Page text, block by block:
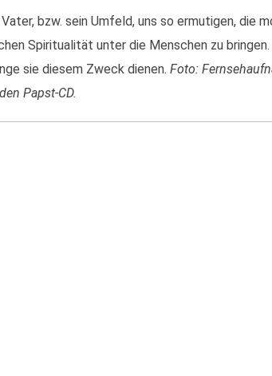
bzw. sein Umfeld, uns so ermutigen, die
Spiritualität unter die Menschen zu
sie diesem Zweck dienen. Foto:
Papst-CD.